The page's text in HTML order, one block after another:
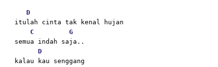
D
itulah cinta tak kenal hujan
C
G
semua indah saja..
D
kalau kau senggang